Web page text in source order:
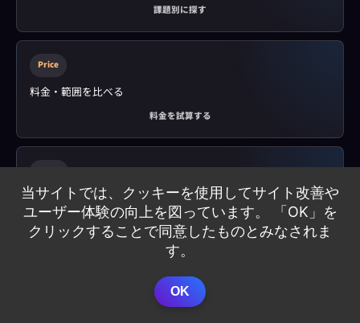
課題別に探す
Price
料金・範囲を比べる
料金を試算する
事例・技術品質を見る
匿名事例を見る
当サイトでは、クッキーを使用してサイト改善や
ユーザー体験の向上を図っています。 「OK」を
クリックすることで同意したものとみなされま
す。
OK